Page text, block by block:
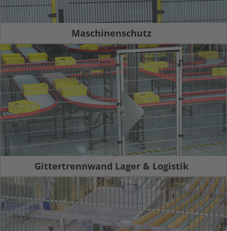
Maschinenschutz
Gittertrennwand Lager & Logistik